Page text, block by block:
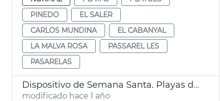
PINEDO
EL SALER
CARLOS MUNDINA
EL CABANYAL
LA MALVA ROSA
PASSAREL LES
PASARELAS
Dispositivo de Semana Santa. Playas de València
modificado hace 1 año